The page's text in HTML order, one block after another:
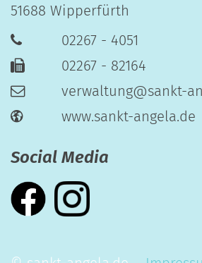
51688 Wipperfürth
02267 - 4051
02267 - 82164
verwaltung@sankt-
www.sankt-angela.de
Social Media